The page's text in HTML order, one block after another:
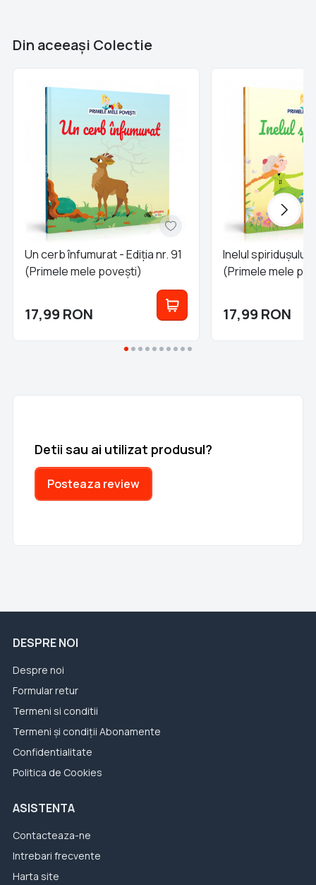
Din aceeaşi Colectie
Un cerb înfumurat - Ediția nr. 91
(Primele mele povești)
17,99 RON
Inelul spiridușului
(Primele mele
17,99 RON
Detii sau ai utilizat produsul?
Posteaza review
DESPRE NOI
Despre noi
Formular retur
Termeni si conditii
Termeni și condiții Abonamente
Confidentialitate
Politica de Cookies
ASISTENTA
Contacteaza-ne
Intrebari frecvente
Harta site